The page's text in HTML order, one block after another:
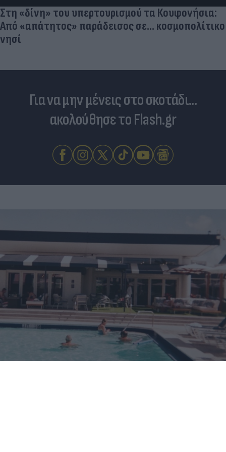
Στη «δίνη» του υπερτουρισμού τα Κουφονήσια:
Από «απάτητος» παράδεισος σε... κοσμοπολίτικο
νησί
Για να μην μένεις στο σκοτάδι...
ακολούθησε το Flash.gr